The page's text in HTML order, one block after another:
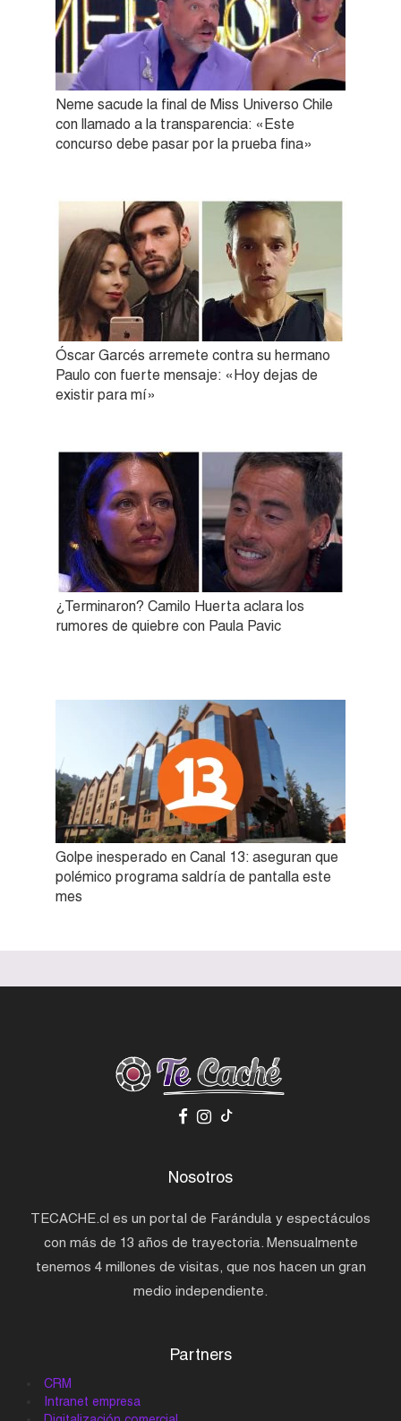
Neme sacude la final de Miss Universo Chile
con llamado a la transparencia: «Este
concurso debe pasar por la prueba fina»
Óscar Garcés arremete contra su hermano
Paulo con fuerte mensaje: «Hoy dejas de
existir para mí»
¿Terminaron? Camilo Huerta aclara los
rumores de quiebre con Paula Pavic
Golpe inesperado en Canal 13: aseguran que
polémico programa saldría de pantalla este
mes
Nosotros
TECACHE.cl es un portal de Farándula y espectáculos
con más de 13 años de trayectoria. Mensualmente
tenemos 4 millones de visitas, que nos hacen un gran
medio independiente.
Partners
CRM
Intranet empresa